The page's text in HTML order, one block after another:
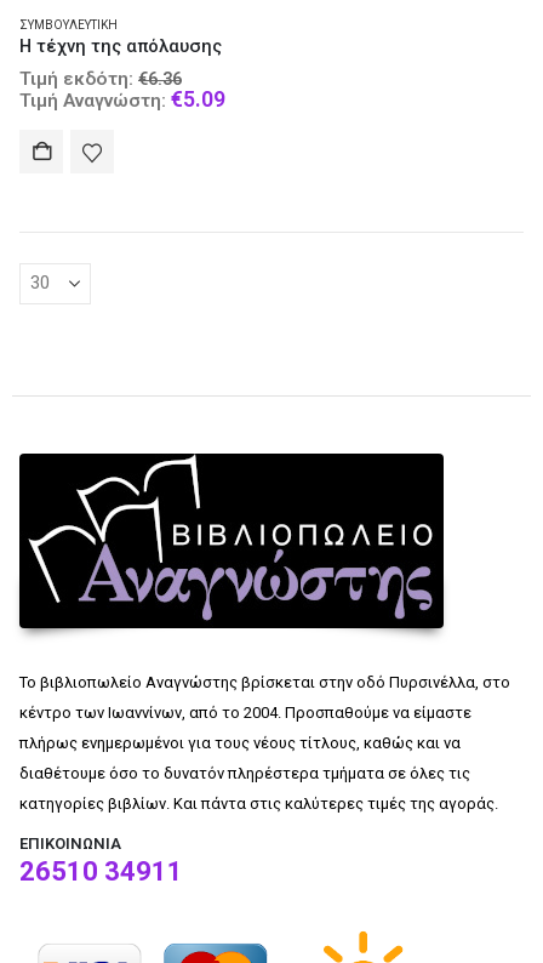
ΣΥΜΒΟΥΛΕΥΤΙΚΉ
Η τέχνη της απόλαυσης
Τιμή εκδότη: €6.36
price
Τιμή Αναγνώστη: €5.09Current
Το βιβλιοπωλείο Αναγνώστης βρίσκεται στην οδό Πυρσινέλλα, στο
κέντρο των Ιωαννίνων, από το 2004. Προσπαθούμε να είμαστε
πλήρως ενημερωμένοι για τους νέους τίτλους, καθώς και να
διαθέτουμε όσο το δυνατόν πληρέστερα τμήματα σε όλες τις
κατηγορίες βιβλίων. Και πάντα στις καλύτερες τιμές της αγοράς.
ΕΠΙΚΟΙΝΩΝΊΑ
26510 34911